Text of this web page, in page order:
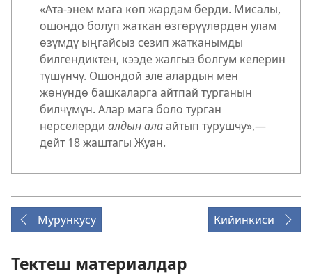
«Ата-энем мага көп жардам берди. Мисалы,
ошондо болуп жаткан өзгөрүүлөрдөн улам
өзүмдү ыңгайсыз сезип жатканымды
билгендиктен, кээде жалгыз болгум келерин
түшүнчү. Ошондой эле алардын мен
жөнүндө башкаларга айтпай турганын
билчүмүн. Алар мага боло турган
нерселерди алдын алаайтып турушчу»,—
дейт 18 жаштагы Жуан.
Мурункусу Кийинкиси
Тектеш материалдар